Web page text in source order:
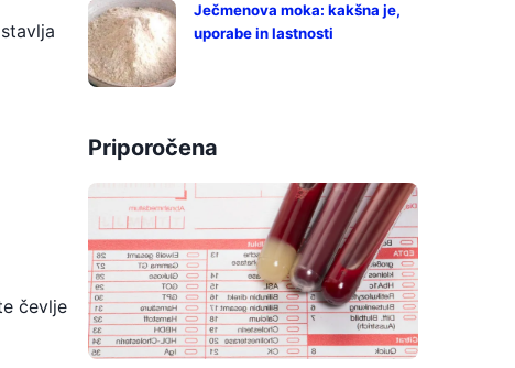
čevlje
Ječmenova moka: kakšna je,
uporabe in lastnosti
Priporočena